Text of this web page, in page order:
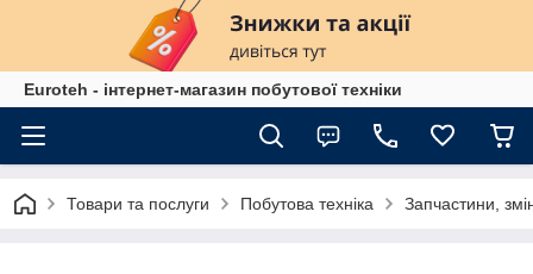
Euroteh - інтернет-магазин побутової техніки
Товари та послуги Побутова техніка Запчастини,